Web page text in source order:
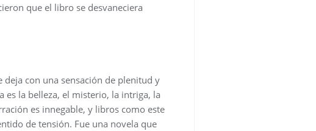
que el libro se desvaneciera
con una sensación de plenitud y
es la belleza, el misterio, la intriga, la
es innegable, y libros como este
de tensión. Fue una novela que